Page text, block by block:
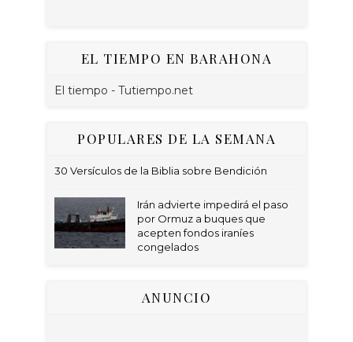
EL TIEMPO EN BARAHONA
El tiempo - Tutiempo.net
POPULARES DE LA SEMANA
30 Versículos de la Biblia sobre Bendición
Irán advierte impedirá el paso
por Ormuz a buques que
acepten fondos iraníes
congelados
ANUNCIO